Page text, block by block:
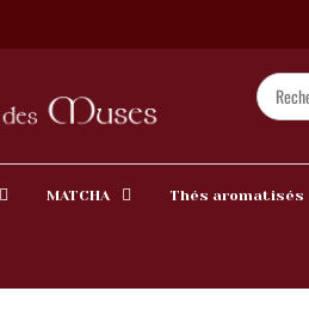
MATCHA Thés aromatisés